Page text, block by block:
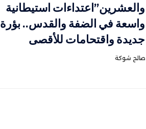
والعشرين”اعتداءات استيطانية
واسعة في الضفة والقدس.. بؤرة
جديدة واقتحامات للأقصى
صالح شوكة